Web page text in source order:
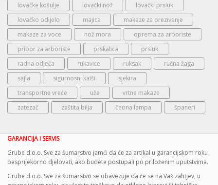
lovačke košulje
lovački nož
lovački prsluk
lovačko odijelo
majica
makaze za orezivanje
makaze za voce
nož mora
oprema za arboriste
pribor za arboriste
prskalica
prsluk
radna odjeća
rukavice ruksak
ručna žaga
sajla
sigurnosni kaiši
sjekira
transportne vreće
uže
vrtne makaze
zatezač
zaštita bilja čeona lampa španeri
GARANCIJA I SERVIS
Grube d.o.o. Sve za šumarstvo jamći da će za artikal u garancijskom roku
besprijekorno djelovati, ako budete postupali po priloženim uputstvima.
Grube d.o.o. Sve za šumarstvo se obavezuje da će se na Vaš zahtjev, u